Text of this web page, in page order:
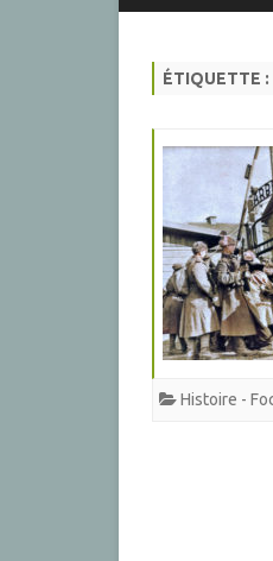
ÉTIQUETTE :
Histoire -